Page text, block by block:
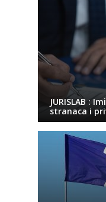
JURISLAB :
stranaca i